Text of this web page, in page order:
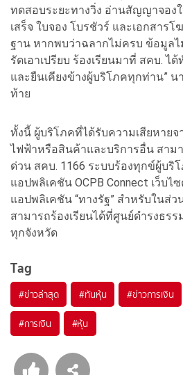
ทดสอบระยะทางวิ่ง อ่านสัญญาจองใ
เสร็จ ใบจอง โบรชัวร์ และเอกสาร
ฐาน หากพบว่าฉลากไม่ครบ ข้อมูลไ
รัดเอาเปรียบ ร้องเรียนมาที่ สคบ.
และยืนเคียงข้างผู้บริโภคทุกท่าน” น
ท้าย
ทั้งนี้ ผู้บริโภคที่ได้รับความเสียหาย
ไฟฟ้าหรือสินค้าและบริการอื่น สาม
ด่วน สคบ. 1166 ระบบร้องทุกข์ผู้บริโ
แอปพลิเคชัน OCPB Connect เว็บไ
แอปพลิเคชัน “ทางรัฐ” สำหรับในส่
สามารถร้องเรียนได้ที่ศูนย์ดำรงธร
ทุกจังหวัด
Tag
#ข่าวล่าสุด #ทันหุ้น #ข่าวการเงิน
#การเงิน #หุ้น